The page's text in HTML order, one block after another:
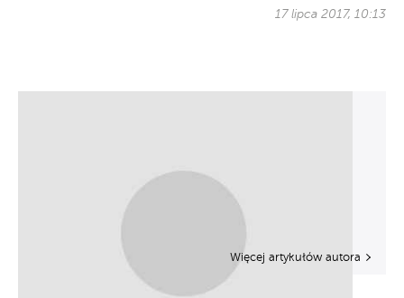
17 lipca 2017, 10:13
Więcej artykułów autora